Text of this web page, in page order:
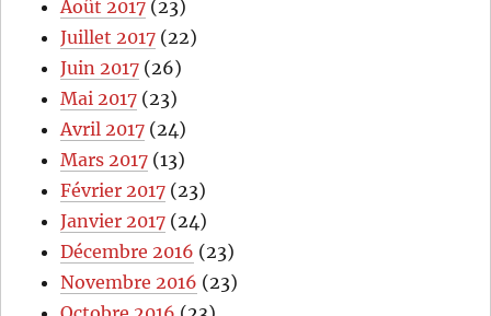
Août 2017 (23)
Juillet 2017 (22)
Juin 2017 (26)
Mai 2017 (23)
Avril 2017 (24)
Mars 2017 (13)
Février 2017 (23)
Janvier 2017 (24)
Décembre 2016 (23)
Novembre 2016 (23)